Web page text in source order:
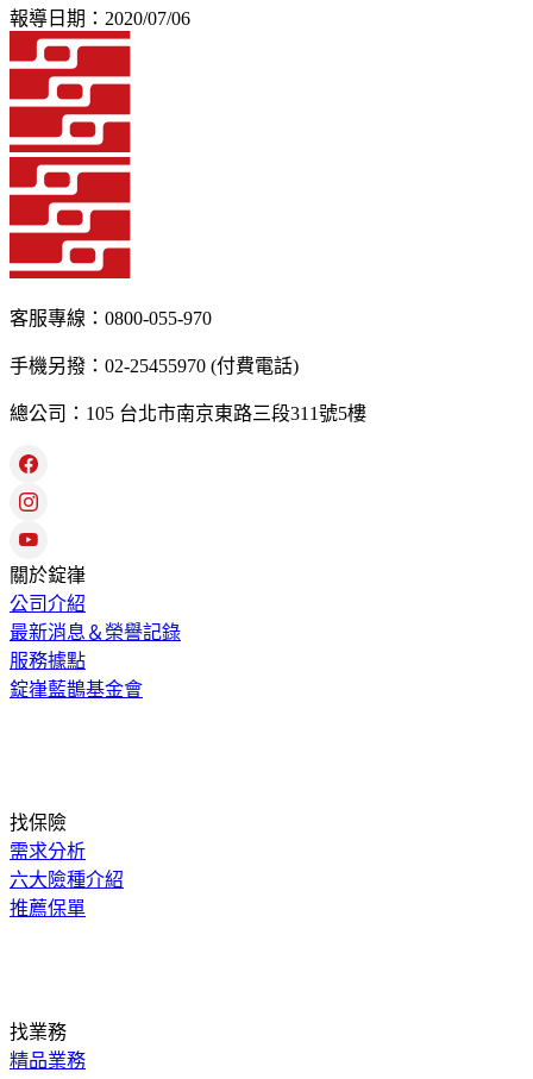
報導日期：2020/07/06
客服專線：0800-055-970
手機另撥：02-25455970 (付費電話)
總公司：105 台北市南京東路三段311號5樓
關於錠嵂
公司介紹
最新消息＆榮譽記錄
服務據點
錠嵂藍鵲基金會
找保險
需求分析
六大險種介紹
推薦保單
找業務
精品業務